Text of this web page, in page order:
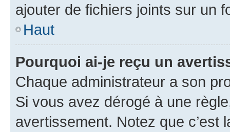
ajouter de fichiers joints sur un
Haut
Pourquoi ai-je reçu un
Chaque administrateur a son
Si vous avez dérogé à une
avertissement. Notez que c’est